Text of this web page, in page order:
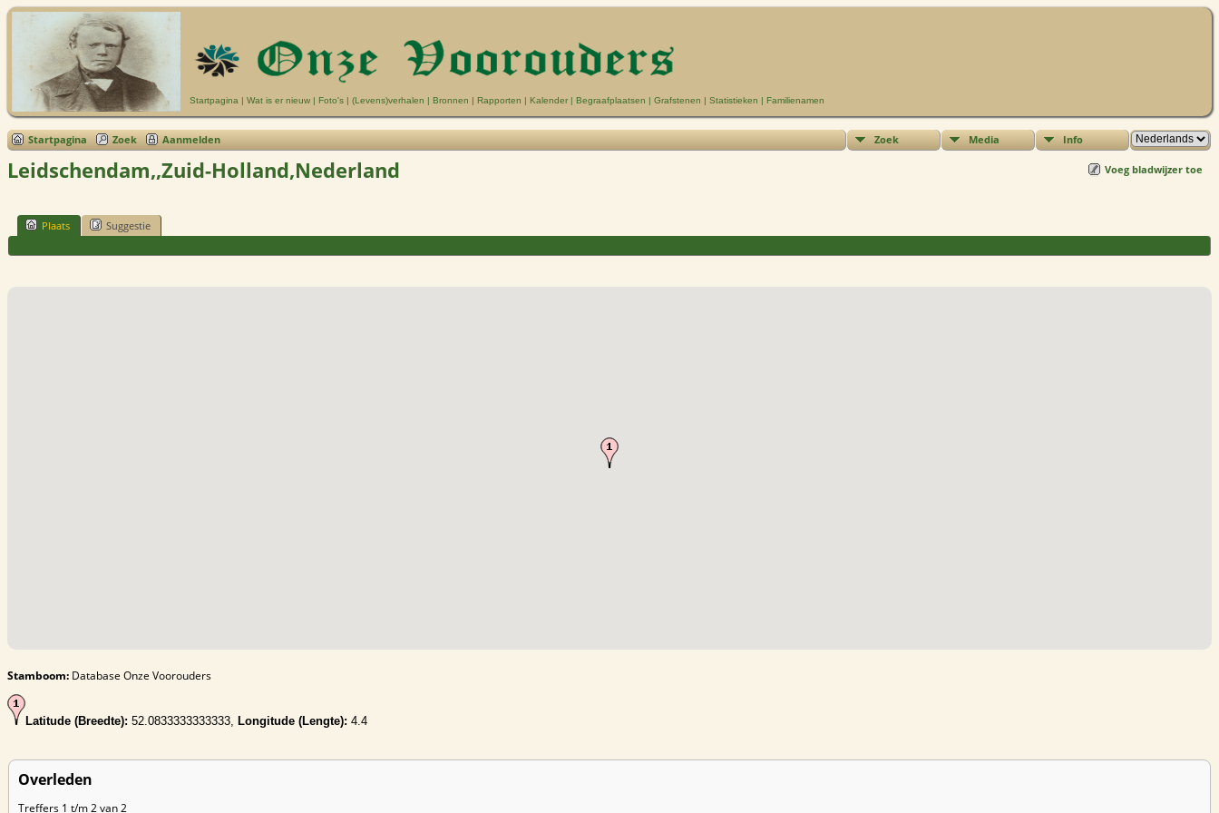
Startpagina | Wat is er nieuw | Foto's | (Levens)verhalen | Bronnen | Rapporten | Kalender | Begraafplaatsen | Grafstenen | Statistieken | Familienamen
Startpagina Zoek Aanmelden Zoek Media Info
Voeg bladwijzer toe
Leidschendam,,Zuid-Holland,Nederland
Plaats Suggestie
Stamboom: Database Onze Voorouders
Latitude (Breedte): 52.0833333333333, Longitude (Lengte): 4.4
Overleden
Treffers 1 t/m 2 van 2